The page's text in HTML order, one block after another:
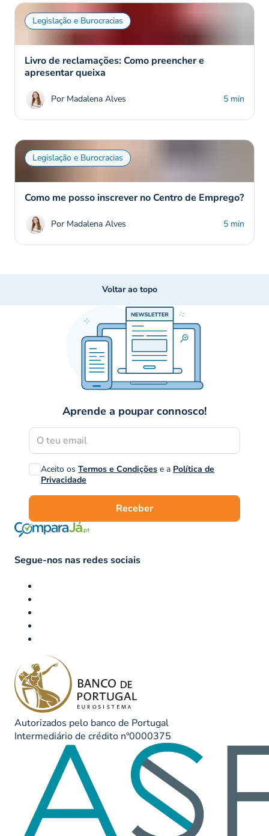
Legislação e Burocracias
Livro de reclamações: Como preencher e
apresentar queixa
Por Madalena Alves 5 min
Legislação e Burocracias
Como me posso inscrever no Centro de Emprego?
Por Madalena Alves 5 min
Voltar ao topo
Aprende a poupar connosco!
Aceito os Termos e Condições e a Política de
Privacidade
Receber
Segue-nos nas redes sociais
Autorizados pelo banco de Portugal
Intermediário de crédito nº0000375